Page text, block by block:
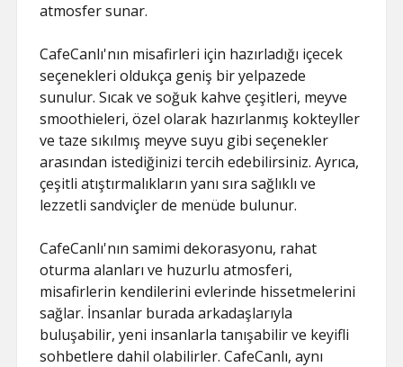
atmosfer sunar.
CafeCanlı'nın misafirleri için hazırladığı içecek
seçenekleri oldukça geniş bir yelpazede
sunulur. Sıcak ve soğuk kahve çeşitleri, meyve
smoothieleri, özel olarak hazırlanmış kokteyller
ve taze sıkılmış meyve suyu gibi seçenekler
arasından istediğinizi tercih edebilirsiniz. Ayrıca,
çeşitli atıştırmalıkların yanı sıra sağlıklı ve
lezzetli sandviçler de menüde bulunur.
CafeCanlı'nın samimi dekorasyonu, rahat
oturma alanları ve huzurlu atmosferi,
misafirlerin kendilerini evlerinde hissetmelerini
sağlar. İnsanlar burada arkadaşlarıyla
buluşabilir, yeni insanlarla tanışabilir ve keyifli
sohbetlere dahil olabilirler. CafeCanlı, aynı